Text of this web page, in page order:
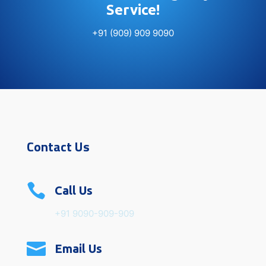
Service!
+91 (909) 909 9090
Contact Us
 Call Us
+91 9090-909-909
 Email Us